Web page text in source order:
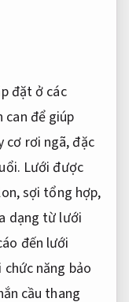
đặt ở các
can để giúp
cơ rơi ngã, đặc
Lưới được
sợi tổng hợp,
dạng từ lưới
đến lưới
chức năng bảo
cầu thang